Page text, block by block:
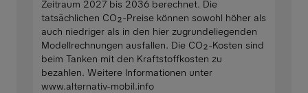
Zeitraum 2027 bis 2036 berechnet. Die
tatsächlichen CO₂-Preise können sowohl höher als
auch niedriger als in den hier zugrundeliegenden
Modellrechnungen ausfallen. Die CO₂-Kosten sind
beim Tanken mit den Kraftstoffkosten zu
bezahlen. Weitere Informationen unter
www.alternativ-mobil.info